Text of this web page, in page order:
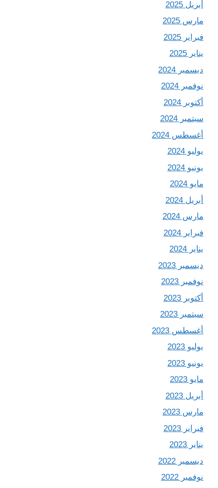
أبريل 2025
مارس 2025
فبراير 2025
يناير 2025
ديسمبر 2024
نوفمبر 2024
أكتوبر 2024
سبتمبر 2024
أغسطس 2024
يوليو 2024
يونيو 2024
مايو 2024
أبريل 2024
مارس 2024
فبراير 2024
يناير 2024
ديسمبر 2023
نوفمبر 2023
أكتوبر 2023
سبتمبر 2023
أغسطس 2023
يوليو 2023
يونيو 2023
مايو 2023
أبريل 2023
مارس 2023
فبراير 2023
يناير 2023
ديسمبر 2022
نوفمبر 2022